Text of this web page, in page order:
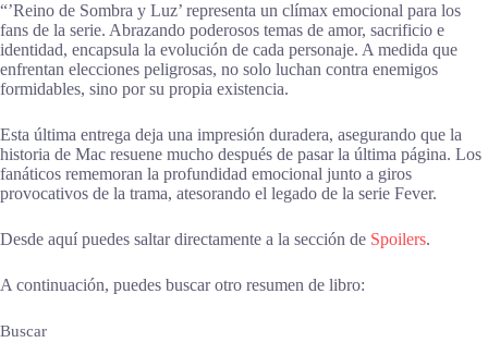
“’Reino de Sombra y Luz’ representa un clímax emocional para los
fans de la serie. Abrazando poderosos temas de amor, sacrificio e
identidad, encapsula la evolución de cada personaje. A medida que
enfrentan elecciones peligrosas, no solo luchan contra enemigos
formidables, sino por su propia existencia.
Esta última entrega deja una impresión duradera, asegurando que la
historia de Mac resuene mucho después de pasar la última página. Los
fanáticos rememoran la profundidad emocional junto a giros
provocativos de la trama, atesorando el legado de la serie Fever.
Desde aquí puedes saltar directamente a la sección de Spoilers.
A continuación, puedes buscar otro resumen de libro:
Buscar